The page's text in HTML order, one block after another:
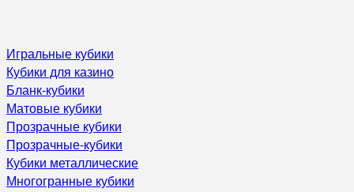
Игральные кубики
Кубики для казино
Бланк-кубики
Матовые кубики
Прозрачные кубики
Прозрачные-кубики
Кубики металлические
Многогранные кубики